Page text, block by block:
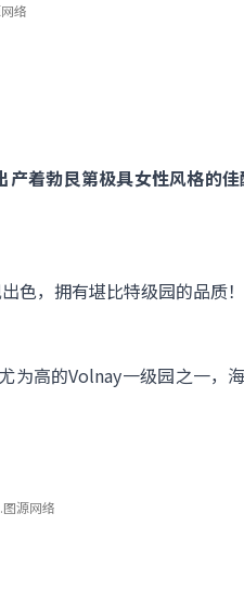
络
产着勃艮第极具女性风格的佳
色，拥有堪比特级园的品质！
高的Volnay一级园之一，
源网络